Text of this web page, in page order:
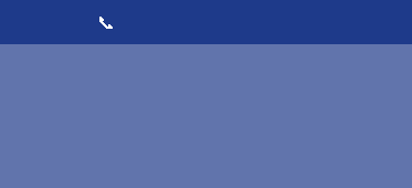
📞